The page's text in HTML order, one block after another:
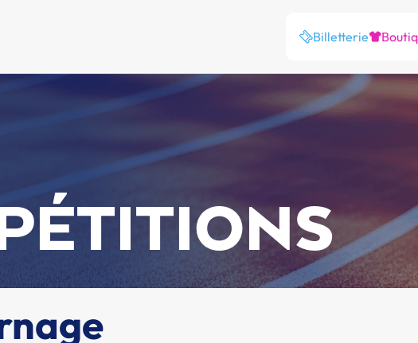
Billetterie